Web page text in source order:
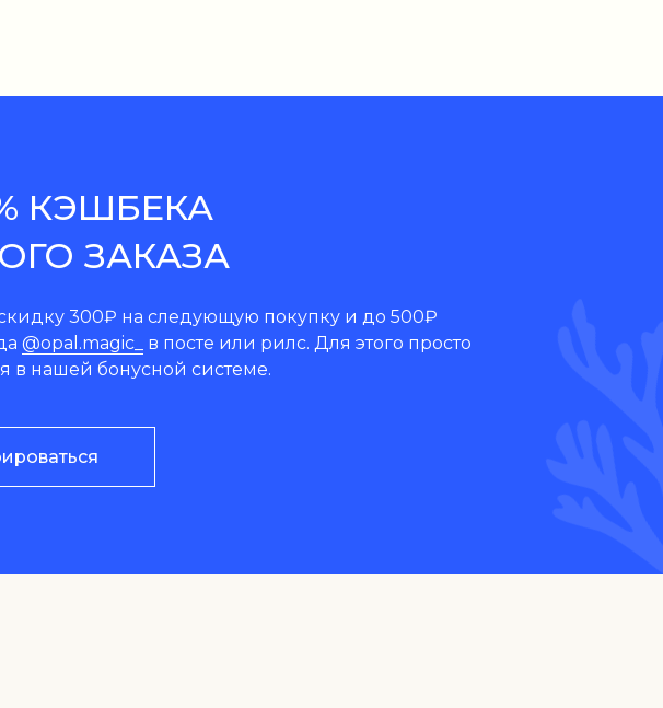
КЭШБЕКА
ЗАКАЗА
300₽ на следующую покупку и до 500₽
@opal.magic_
в посте или рилс. Для этого просто
в нашей бонусной системе.